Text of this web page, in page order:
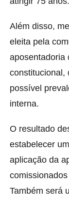
Além disso,
eleita pela
aposentadoria
constitucional,
possível
interna.
O resultado
estabelecer
aplicação da
Também será